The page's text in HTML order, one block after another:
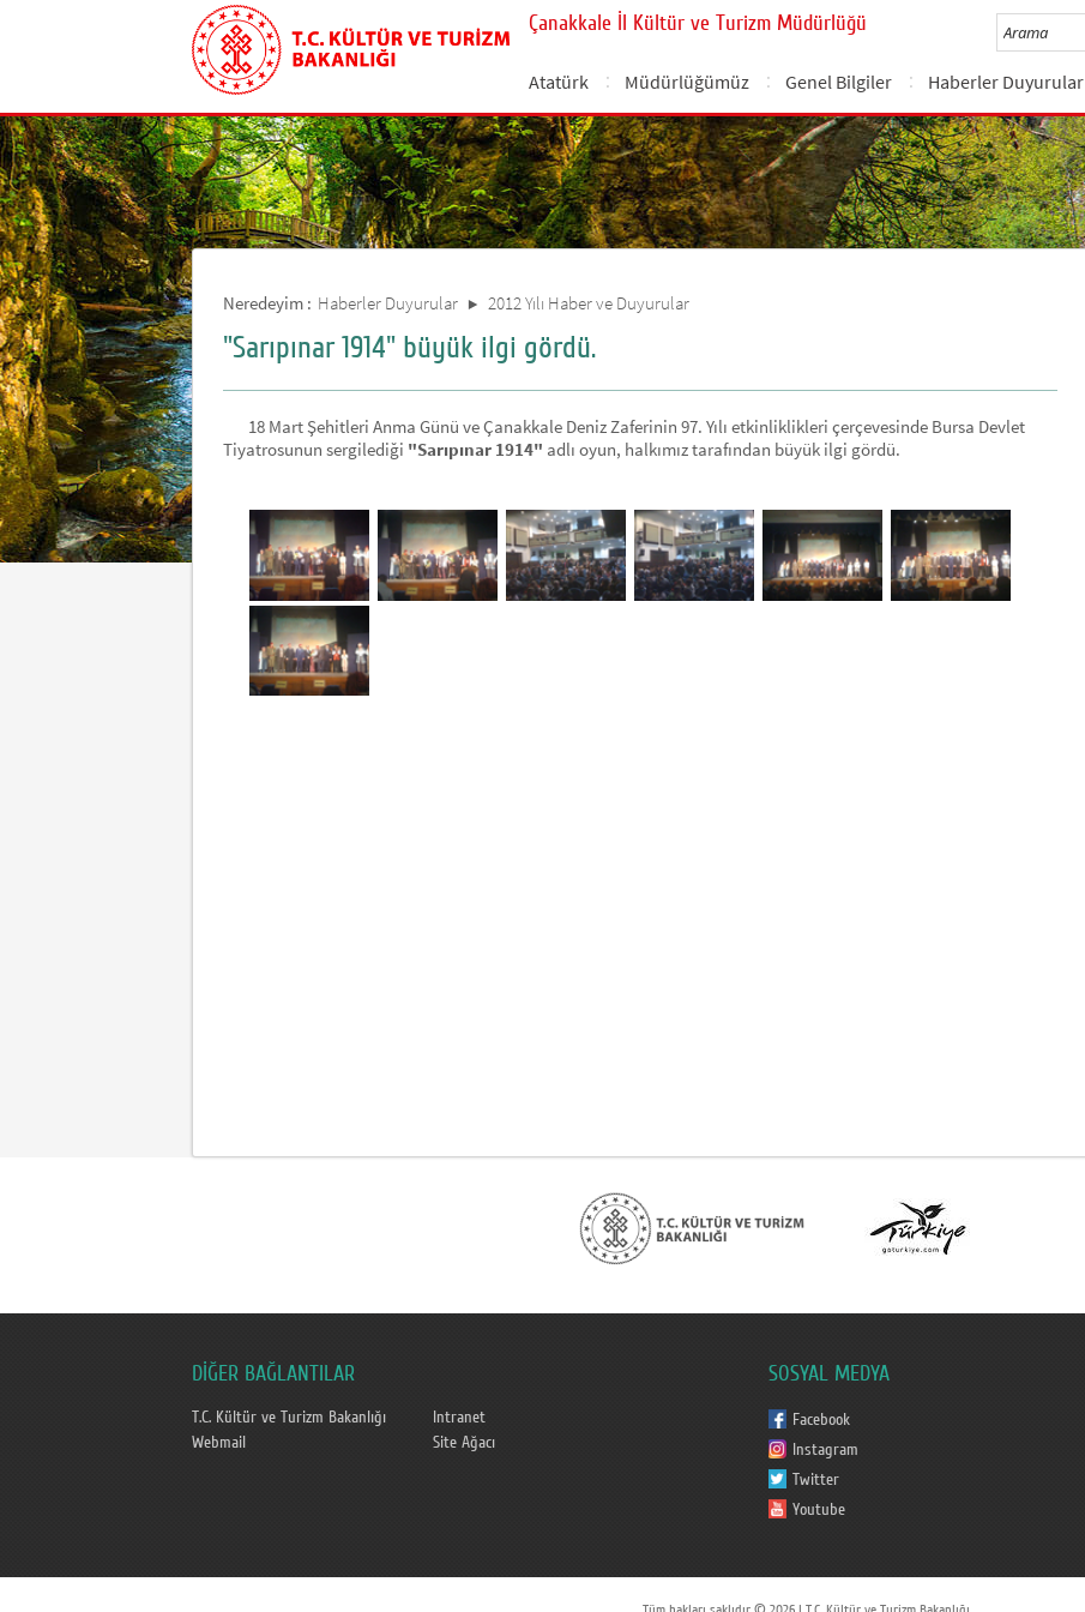
Çanakkale İl Kültür ve Turizm Müdürlüğü
Atatürk Müdürlüğümüz Genel Bilgiler Haberler Duyurular
Neredeyim : Haberler Duyurular 2012 Yılı Haber ve Duyurular
"Sarıpınar 1914" büyük ilgi gördü.
18 Mart Şehitleri Anma Günü ve Çanakkale Deniz Zaferinin 97. Yılı etkinliklikleri çerçevesinde Bursa Devlet
Tiyatrosunun sergilediği "Sarıpınar 1914" adlı oyun, halkımız tarafından büyük ilgi gördü.
DİĞER BAĞLANTILAR
T.C. Kültür ve Turizm Bakanlığı
Intranet
Webmail
Site Ağacı
SOSYAL MEDYA
Facebook
Instagram
Twitter
Youtube